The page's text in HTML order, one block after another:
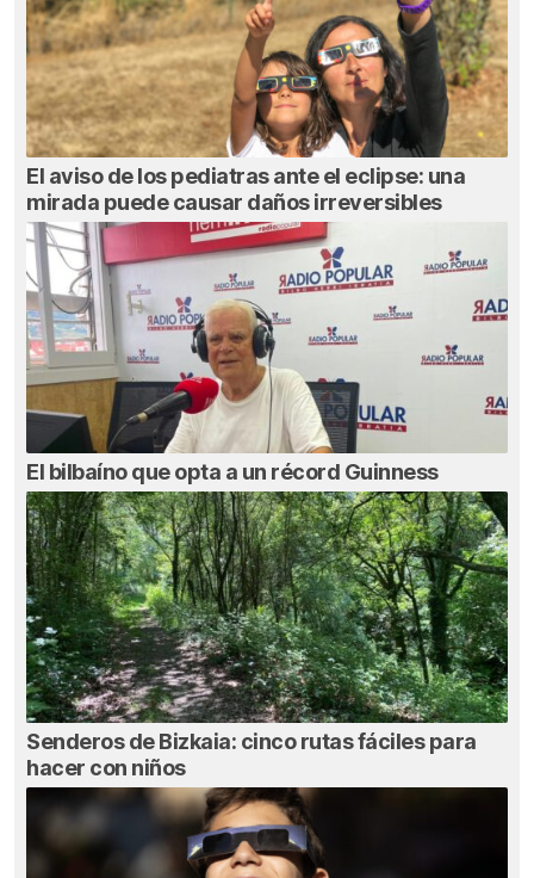
El aviso de los pediatras ante el eclipse: una
mirada puede causar daños irreversibles
El bilbaíno que opta a un récord Guinness
Senderos de Bizkaia: cinco rutas fáciles para
hacer con niños